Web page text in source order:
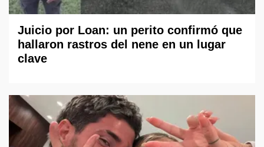
Juicio por Loan: un perito confirmó que
hallaron rastros del nene en un lugar
clave